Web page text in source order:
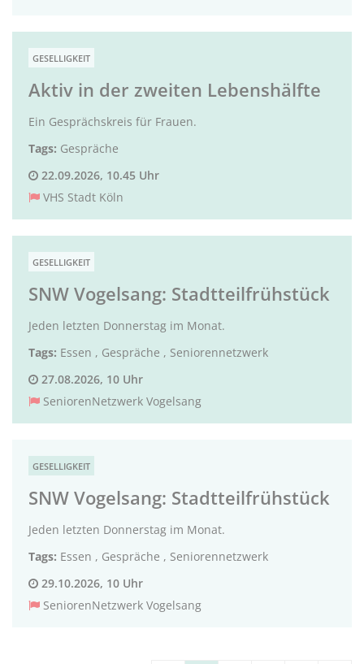
GESELLIGKEIT
Aktiv in der zweiten Lebenshälfte
Ein Gesprächskreis für Frauen.
Tags: Gespräche
22.09.2026, 10.45 Uhr
VHS Stadt Köln
GESELLIGKEIT
SNW Vogelsang: Stadtteilfrühstück
Jeden letzten Donnerstag im Monat.
Tags: Essen , Gespräche , Seniorennetzwerk
27.08.2026, 10 Uhr
SeniorenNetzwerk Vogelsang
GESELLIGKEIT
SNW Vogelsang: Stadtteilfrühstück
Jeden letzten Donnerstag im Monat.
Tags: Essen , Gespräche , Seniorennetzwerk
29.10.2026, 10 Uhr
SeniorenNetzwerk Vogelsang